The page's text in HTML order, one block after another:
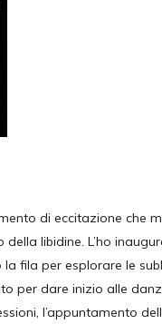
di eccitazione che
libidine. L’ho
fila per esplorare le
per dare inizio alle
l’appuntamento